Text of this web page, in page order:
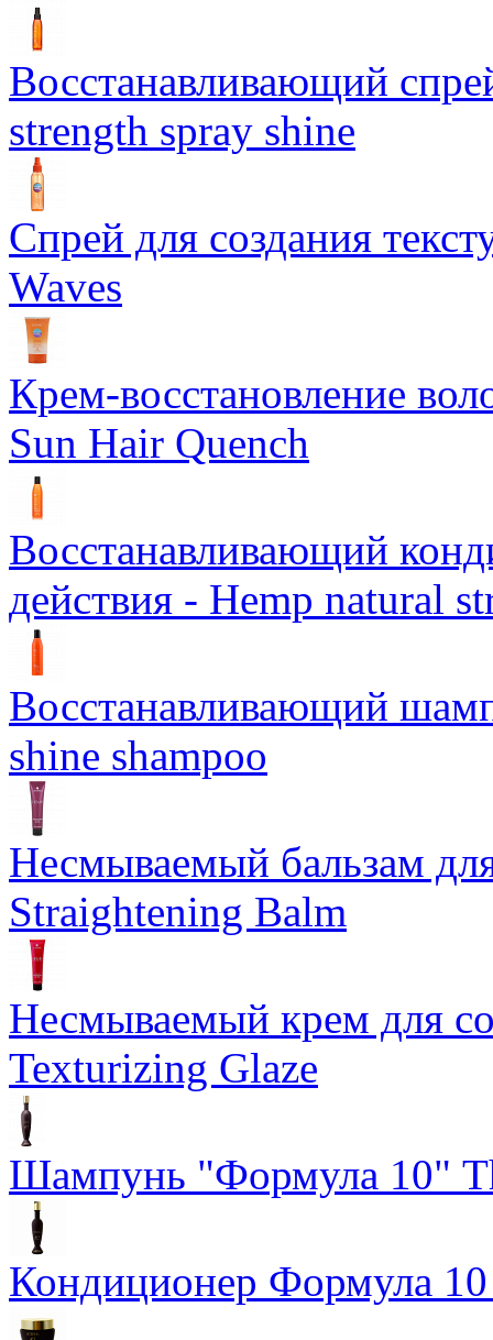
Восстанавливающий
strength spray shine
Спрей для создания
Waves
Крем-восстановление
Sun Hair Quench
Восстанавливающий
действия - Hemp natural
Восстанавливающий
shine shampoo
Несмываемый бальзам
Straightening Balm
Несмываемый крем для
Texturizing Glaze
Шампунь "Формула 10"
Кондиционер Формула